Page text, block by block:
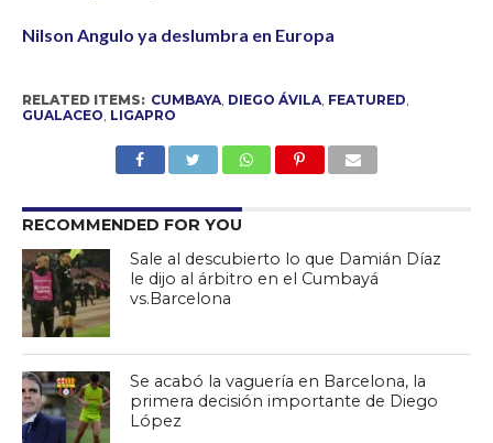
Nilson Angulo ya deslumbra en Europa
RELATED ITEMS: CUMBAYA, DIEGO ÁVILA, FEATURED,
GUALACEO, LIGAPRO
RECOMMENDED FOR YOU
Sale al descubierto lo que Damián Díaz
le dijo al árbitro en el Cumbayá
vs.Barcelona
Se acabó la vaguería en Barcelona, la
primera decisión importante de Diego
López